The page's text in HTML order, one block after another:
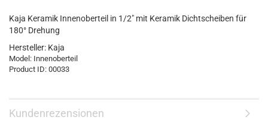
Kaja Keramik Innenoberteil in 1/2" mit Keramik Dichtscheiben für
180° Drehung
Hersteller: Kaja
Model: Innenoberteil
Product ID: 00033
Kundenrezensionen